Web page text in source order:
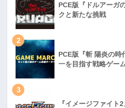
PCE版『ドルアーガ
クと新たな挑戦
2
PCE版『斬 陽炎の時
一を目指す戦略ゲー
3
『イメージファイト